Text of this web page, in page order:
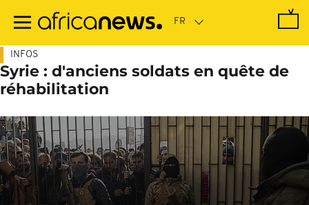
contenu
INFOS
Syrie : d'anciens soldats en quête de
réhabilitation